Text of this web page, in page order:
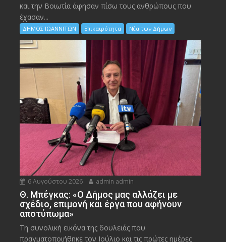
και την Bοιωτία άφησαν πίσω τους ανθρώπους που
έχασαν...
ΔΗΜΟΣ ΙΩΑΝΝΙΤΩΝ Επικαιρότητα Νέα των Δήμων
6 Αυγούστου 2026 admin admin
Θ. Μπέγκας: «Ο Δήμος μας αλλάζει με
σχέδιο, επιμονή και έργα που αφήνουν
αποτύπωμα»
Τη συνολική εικόνα της δουλειάς που
πραγματοποιήθηκε τον Ιούλιο και τις πρώτες ημέρες